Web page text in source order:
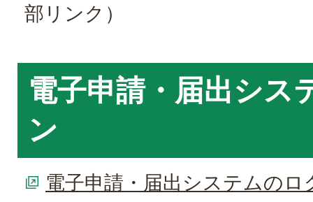
部リンク）
電子申請・届出シス
ン
電子申請・届出システムのロ